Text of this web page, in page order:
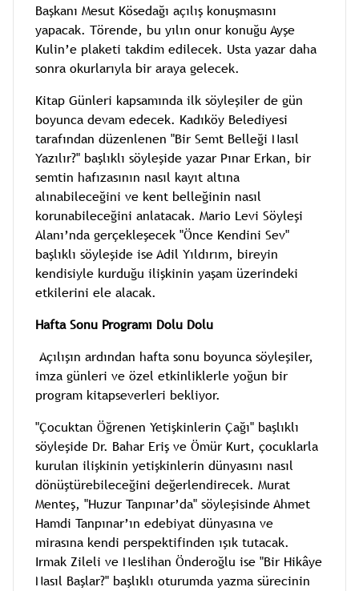
Başkanı Mesut Kösedağı açılış konuşmasını
yapacak. Törende, bu yılın onur konuğu Ayşe
Kulin’e plaketi takdim edilecek. Usta yazar daha
sonra okurlarıyla bir araya gelecek.
Kitap Günleri kapsamında ilk söyleşiler de gün
boyunca devam edecek. Kadıköy Belediyesi
tarafından düzenlenen "Bir Semt Belleği Nasıl
Yazılır?" başlıklı söyleşide yazar Pınar Erkan, bir
semtin hafızasının nasıl kayıt altına
alınabileceğini ve kent belleğinin nasıl
korunabileceğini anlatacak. Mario Levi Söyleşi
Alanı’nda gerçekleşecek "Önce Kendini Sev"
başlıklı söyleşide ise Adil Yıldırım, bireyin
kendisiyle kurduğu ilişkinin yaşam üzerindeki
etkilerini ele alacak.
Hafta Sonu Programı Dolu Dolu
Açılışın ardından hafta sonu boyunca söyleşiler,
imza günleri ve özel etkinliklerle yoğun bir
program kitapseverleri bekliyor.
"Çocuktan Öğrenen Yetişkinlerin Çağı" başlıklı
söyleşide Dr. Bahar Eriş ve Ömür Kurt, çocuklarla
kurulan ilişkinin yetişkinlerin dünyasını nasıl
dönüştürebileceğini değerlendirecek. Murat
Menteş, "Huzur Tanpınar’da" söyleşisinde Ahmet
Hamdi Tanpınar’ın edebiyat dünyasına ve
mirasına kendi perspektifinden ışık tutacak.
Irmak Zileli ve Neslihan Önderoğlu ise "Bir Hikâye
Nasıl Başlar?" başlıklı oturumda yazma sürecinin